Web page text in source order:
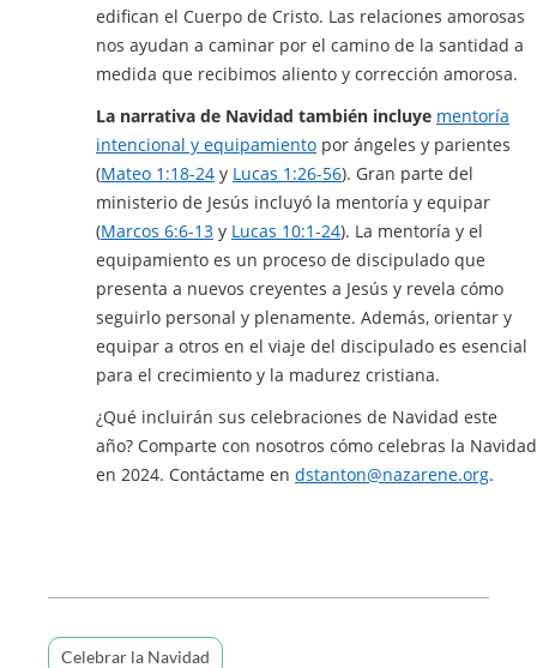
edifican el Cuerpo de Cristo. Las relaciones amorosas
nos ayudan a caminar por el camino de la santidad a
medida que recibimos aliento y corrección amorosa.
La narrativa de Navidad también incluye mentoría
intencional y equipamiento por ángeles y parientes
(Mateo 1:18-24 y Lucas 1:26-56). Gran parte del
ministerio de Jesús incluyó la mentoría y equipar
(Marcos 6:6-13 y Lucas 10:1-24). La mentoría y el
equipamiento es un proceso de discipulado que
presenta a nuevos creyentes a Jesús y revela cómo
seguirlo personal y plenamente. Además, orientar y
equipar a otros en el viaje del discipulado es esencial
para el crecimiento y la madurez cristiana.
¿Qué incluirán sus celebraciones de Navidad este
año? Comparte con nosotros cómo celebras la Navidad
en 2024. Contáctame en dstanton@nazarene.org.
Celebrar la Navidad